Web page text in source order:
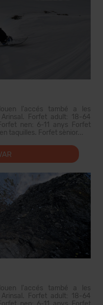
l'accés també a les
Forfet adult: 18-64
nen: 6-11 anys Forfet
taquilles. Forfet sènior...
l'accés també a les
Forfet adult: 18-64